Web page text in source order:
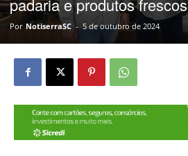
padaria e produtos frescos
Por NotiserraSC - 5 de outubro de 2024